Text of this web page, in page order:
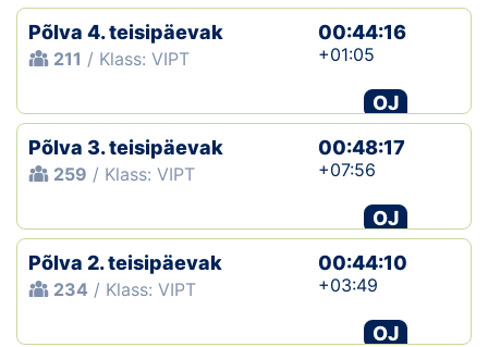
Põlva 4. teisipäevak
211 / Klass: VIPT
00:44:16
+01:05
OJ
Põlva 3. teisipäevak
259 / Klass: VIPT
00:48:17
+07:56
OJ
Põlva 2. teisipäevak
234 / Klass: VIPT
00:44:10
+03:49
OJ